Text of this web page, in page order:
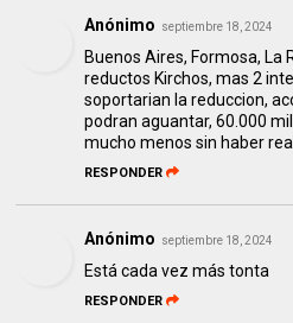
Anónimo septiembre 18, 2024
Buenos Aires, Formosa, La
reductos Kirchos, mas 2
soportarian la reduccion,
podran aguantar, 60.000
mucho menos sin haber
RESPONDER
Anónimo septiembre 18, 2024
Está cada vez más tonta
RESPONDER